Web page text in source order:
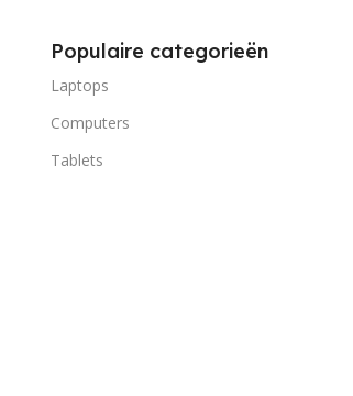
Populaire categorieën
Laptops
Computers
Tablets